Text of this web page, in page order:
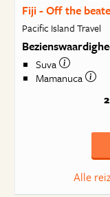
Fiji - Off the
Pacific Island Travel
Suva
Mamanuca
Alle